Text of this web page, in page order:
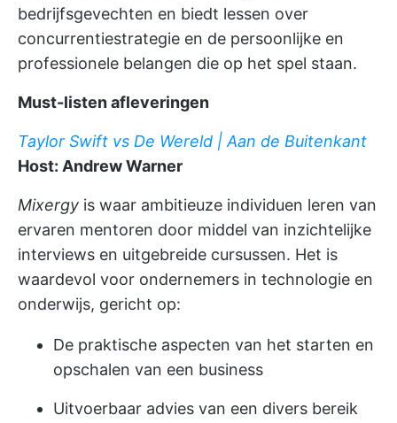
bedrijfsgevechten en biedt lessen over
concurrentiestrategie en de persoonlijke en
professionele belangen die op het spel staan.
Must-listen afleveringen
Taylor Swift vs De Wereld | Aan de Buitenkant
Host: Andrew Warner
Mixergy is waar ambitieuze individuen leren van
ervaren mentoren door middel van inzichtelijke
interviews en uitgebreide cursussen. Het is
waardevol voor ondernemers in technologie en
onderwijs, gericht op:
De praktische aspecten van het starten en
opschalen van een business
Uitvoerbaar advies van een divers bereik